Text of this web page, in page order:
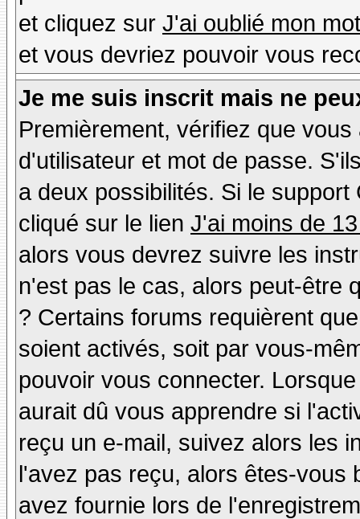
et cliquez sur J'ai oublié mon
et vous devriez pouvoir vous
Je me suis inscrit mais ne
Premièrement, vérifiez que
d'utilisateur et mot de passe.
a deux possibilités. Si le
cliqué sur le lien J'ai moins de
alors vous devrez suivre les
n'est pas le cas, alors peut-être
? Certains forums requièrent
soient activés, soit par vous-
pouvoir vous connecter.
aurait dû vous apprendre si
reçu un e-mail, suivez alors les
l'avez pas reçu, alors êtes-vous
avez fournie lors de